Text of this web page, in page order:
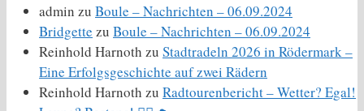
admin zu Boule – Nachrichten – 06.09.2024
Bridgette zu Boule – Nachrichten – 06.09.2024
Reinhold Harnoth zu Stadtradeln 2026 in Rödermark –
Eine Erfolgsgeschichte auf zwei Rädern
Reinhold Harnoth zu Radtourenbericht – Wetter? Egal!